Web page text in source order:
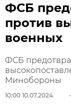
ФСБ
против
военных
ФСБ
Минобороны
10:00 10.07.2024